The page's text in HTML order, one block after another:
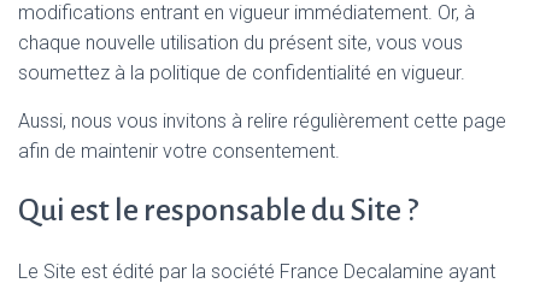
modifications entrant en vigueur immédiatement. Or, à
chaque nouvelle utilisation du présent site, vous vous
soumettez à la politique de confidentialité en vigueur.
Aussi, nous vous invitons à relire régulièrement cette page
afin de maintenir votre consentement.
Qui est le responsable du Site ?
Le Site est édité par la société France Decalamine ayant